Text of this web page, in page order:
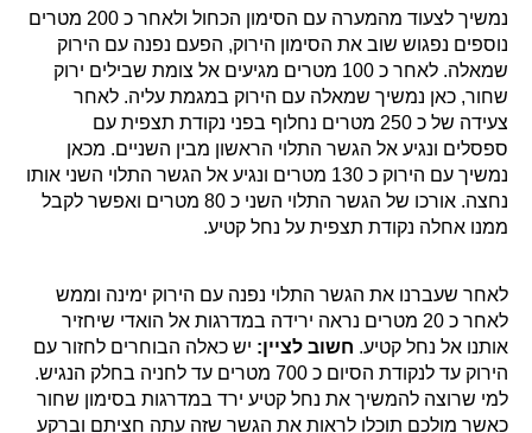
נמשיך לצעוד מהמערה עם הסימון הכחול ולאחר כ 200 מטרים
נוספים נפגוש שוב את הסימון הירוק, הפעם נפנה עם הירוק
שמאלה. לאחר כ 100 מטרים מגיעים אל צומת שבילים ירוק
שחור, כאן נמשיך שמאלה עם הירוק במגמת עליה. לאחר
צעידה של כ 250 מטרים נחלוף בפני נקודת תצפית עם
ספסלים ונגיע אל הגשר התלוי הראשון מבין השניים. מכאן
נמשיך עם הירוק כ 130 מטרים ונגיע אל הגשר התלוי השני אותו
נחצה. אורכו של הגשר התלוי השני כ 80 מטרים ואפשר לקבל
ממנו אחלה נקודת תצפית על נחל קטיע.
לאחר שעברנו את הגשר התלוי נפנה עם הירוק ימינה וממש
לאחר כ 20 מטרים נראה ירידה במדרגות אל הואדי שיחזיר
אותנו אל נחל קטיע. חשוב לציין: יש כאלה הבוחרים לחזור עם
הירוק עד לנקודת הסיום כ 700 מטרים עד לחניה בחלק הנגיש.
למי שרוצה להמשיך את נחל קטיע ירד במדרגות בסימון שחור
כאשר מולכם תוכלו לראות את הגשר שזה עתה חציתם וברקע